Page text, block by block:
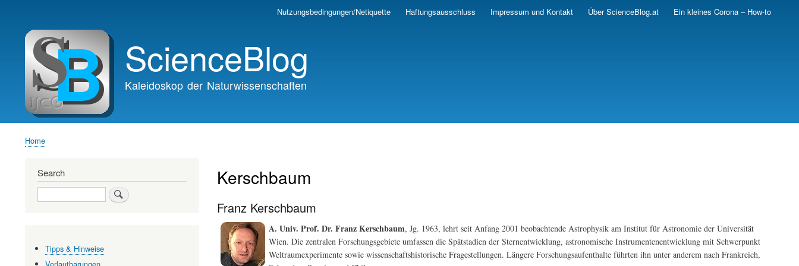
Skip
navigation
Nutzungsbedingungen/Netiquette Haftungsausschluss Impressum und Kontakt Über ScienceBlog.at Ein kleines Corona – How-to
ScienceBlog
Kaleidoskop der Naturwissenschaften
Home
Kerschbaum
Franz Kerschbaum
A. Univ. Prof. Dr. Franz Kerschbaum, Jg. 1963, lehrt seit Anfang 2001 beobachtende Astrophysik am Institut für Astronomie der Universität
Wien. Die zentralen Forschungsgebiete umfassen die Spätstadien der Sternentwicklung, astronomische Instrumentenentwicklung mit Schwerpunkt
Weltraumexperimente sowie wissenschaftshistorische Fragestellungen. Längere Forschungsaufenthalte führten ihn unter anderem nach Frankreich,
Search
Search
Tipps & Hinweise
Verlautbarungen